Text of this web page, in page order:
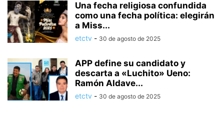
Una fecha religiosa confundida
como una fecha política: elegirán
a Miss...
etctv - 30 de agosto de 2025
APP define su candidato y
descarta a «Luchito» Ueno:
Ramón Aldave...
etctv - 30 de agosto de 2025